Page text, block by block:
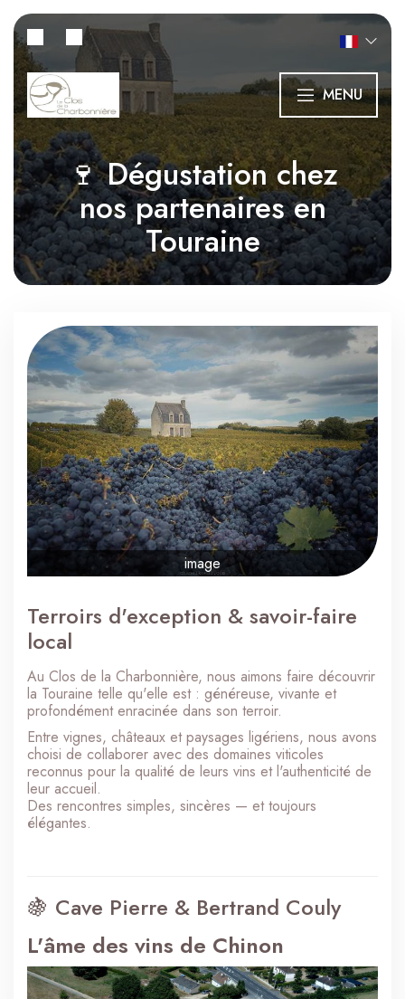
MENU
🍷 Dégustation chez
nos partenaires en
Touraine
image
Terroirs d'exception & savoir-faire
local
Au Clos de la Charbonnière, nous aimons faire découvrir
la Touraine telle qu'elle est : généreuse, vivante et
profondément enracinée dans son terroir.
Entre vignes, châteaux et paysages ligériens, nous avons
choisi de collaborer avec des domaines viticoles
reconnus pour la qualité de leurs vins et l'authenticité de
leur accueil.
Des rencontres simples, sincères — et toujours
élégantes.
🍇 Cave Pierre & Bertrand Couly
L'âme des vins de Chinon